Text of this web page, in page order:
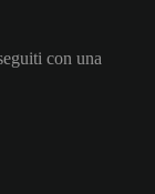
con una